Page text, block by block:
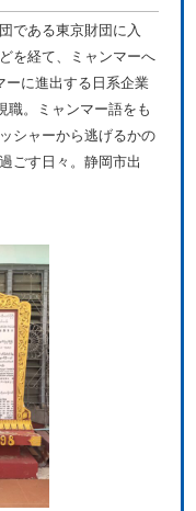
である東京財団に入
を経て、ミャンマーへ
ーに進出する日系企業
職。ミャンマー語をも
シャーから逃げるかの
ごす日々。静岡市出